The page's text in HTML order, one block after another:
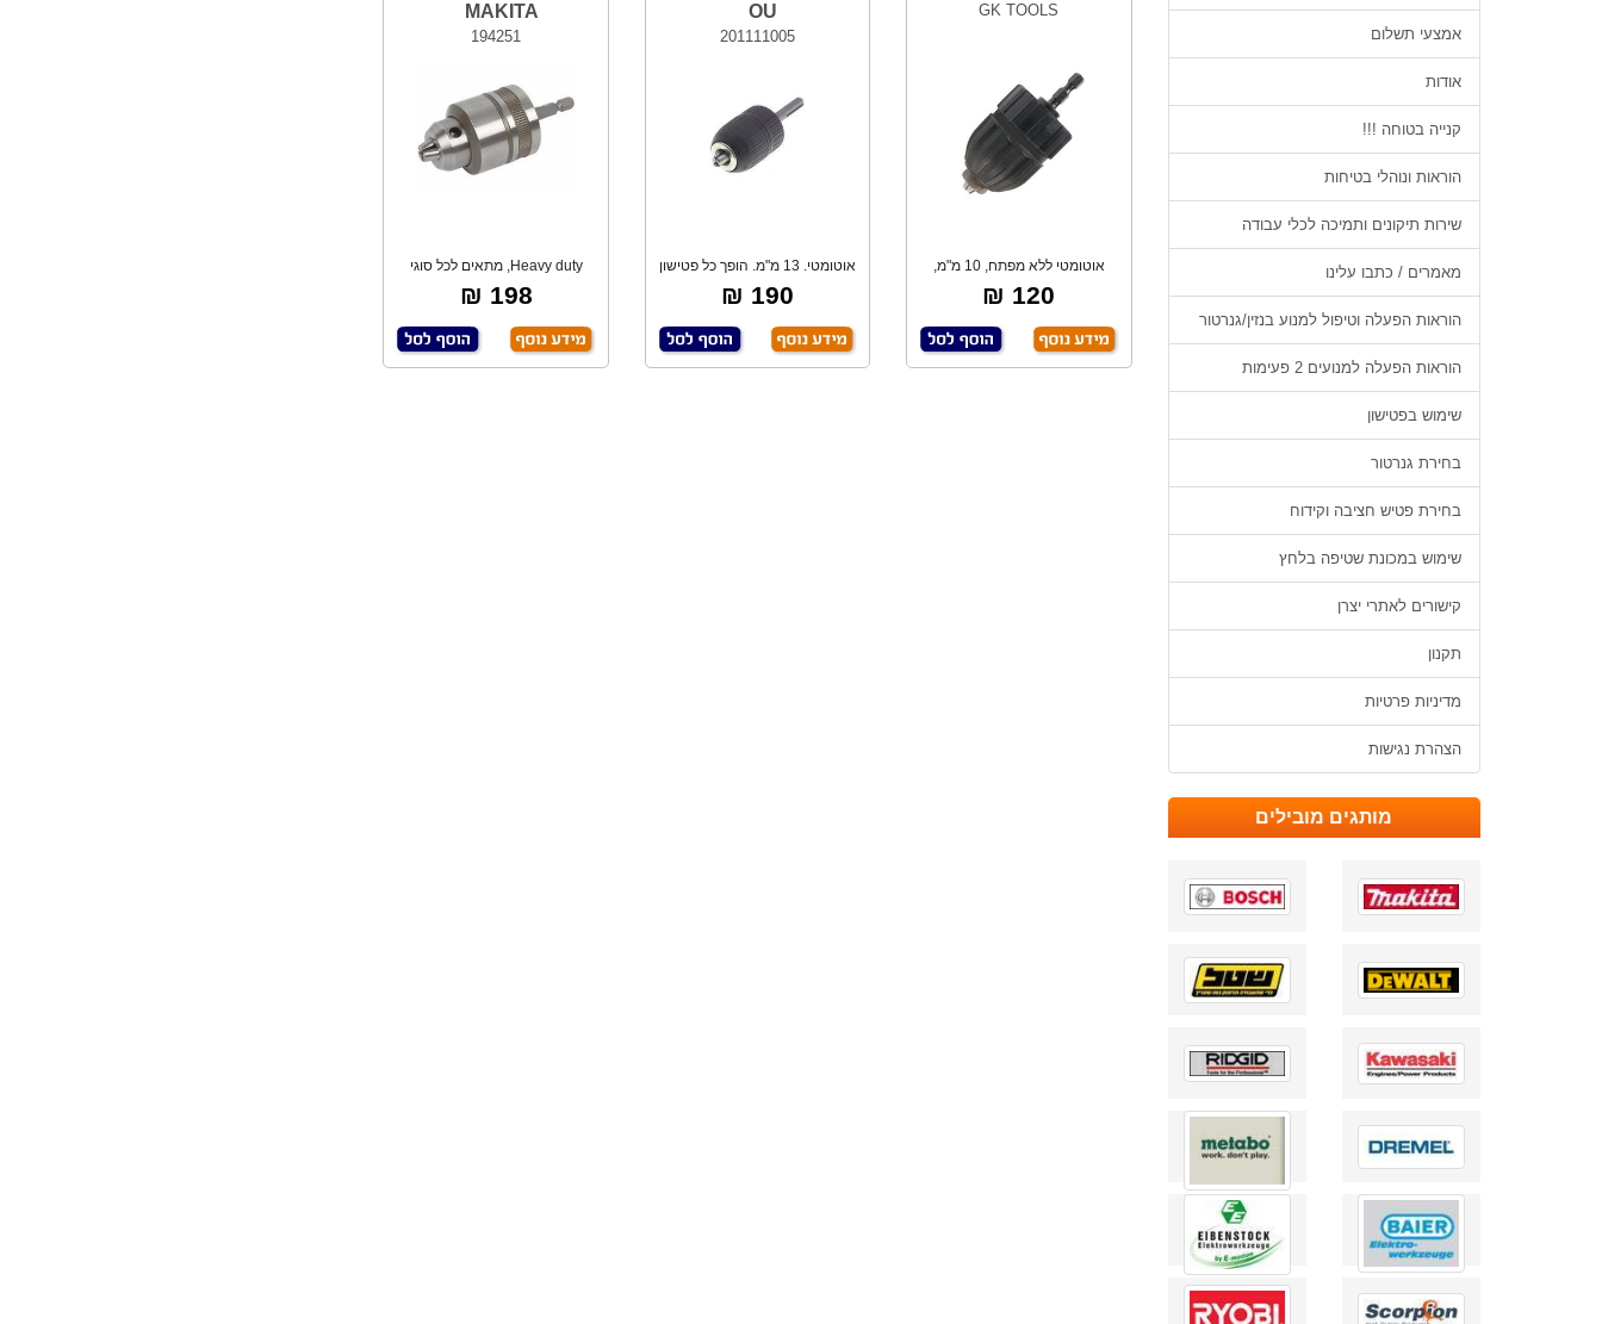
GK TOOLS
אוטומטי ללא מפתח, 10 מ"מ,
מתאים לכל מברג
120 ₪
OU
201111005
אוטומטי. 13 מ"מ. הופך כל פטישון
למקדחה.
190 ₪
MAKITA
194251
Heavy duty, מתאים לכל סוגי
מברגות אימפקט
198 ₪
אמצעי תשלום
אודות
קנייה בטוחה !!!
הוראות ונוהלי בטיחות
שירות תיקונים ותמיכה לכלי עבודה
מאמרים / כתבו עלינו
הוראות הפעלה וטיפול למנוע בנזין/גנרטור
הוראות הפעלה למנועים 2 פעימות
שימוש בפטישון
בחירת גנרטור
בחירת פטיש חציבה וקידוח
שימוש במכונת שטיפה בלחץ
קישורים לאתרי יצרן
תקנון
מדיניות פרטיות
הצהרת נגישות
מותגים מובילים